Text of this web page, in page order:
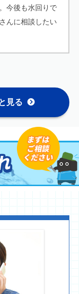
今後も水回りで
んに相談したい
見る